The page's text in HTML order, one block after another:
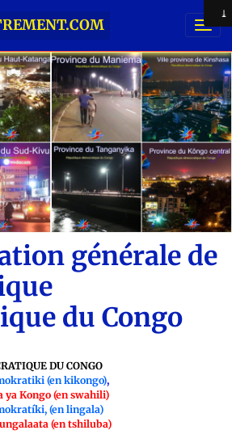
générale de
du Congo
DU CONGO
(en kikongo),
Kongo (en swahili)
(en lingala)
(en tshiluba)